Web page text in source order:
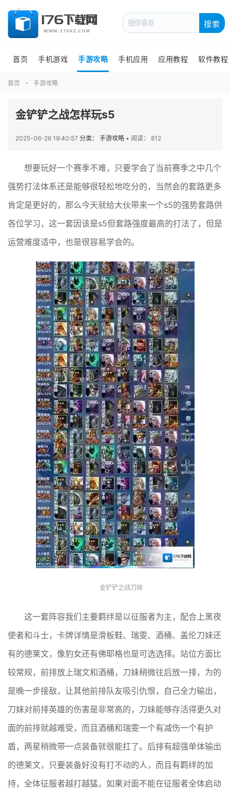
搜索
首页 手机游戏 手游攻略 手机应用 应用教程 软件教程
首页 手游攻略
金铲铲之战怎样玩s5
2025-06-26 19:40:57 分类： 手游攻略 • 阅读： 812
想要玩好一个赛季不难，只要学会了当前赛季之中几个
强势打法体系还是能够很轻松地吃分的，当然会的套路更多
肯定是更好的，那么今天就给大伙带来一个s5的强势套路供
各位学习，这一套因该是s5但套路强度最高的打法了，但是
运营难度适中，也是很容易学会的。
金铲铲之战刀妹
这一套阵容我们主要羁绊是以征服者为主，配合上黑夜
使者和斗士，卡牌详情是滑板鞋、瑞雯、酒桶、盖伦刀妹还
有的德莱文，像豹女还有佛耶格也是可选选择。站位方面比
较常规，前排放上瑞文和酒桶，刀妹稍微往后放一排，为的
是晚一步接敌，让其他前排队友吸引仇恨，自己全力输出，
刀妹对前排英雄的伤害是非常高的，刀妹能够存活得更久对
面的前排就越难受，而且酒桶和瑞雯一个有减伤一个有护
盾，两星稍微带一点装备就很能扛了。后排有超强单体输出
的德莱文，只要装备好没有打不动的人，而且有羁绊的加
持，全体征服者越打越猛，如果对面不能在征服者全体启动